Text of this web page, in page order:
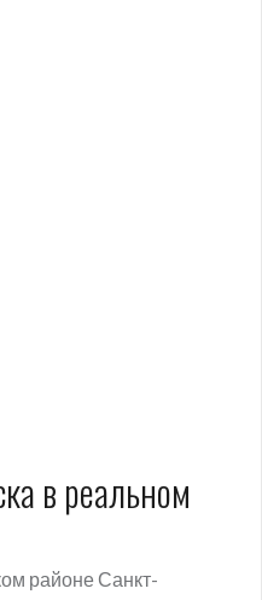
в реальном
районе Санкт-